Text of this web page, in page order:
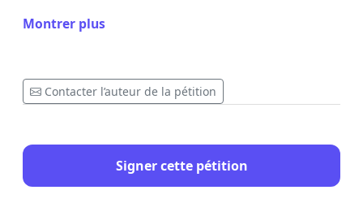
Réglementation :La circulaire du
d'habitat au plan de secteur.
Litige de mesure :
Engie annonce une distance
Montrer plus
Contacter l’auteur de la pétition
Signer cette pétition